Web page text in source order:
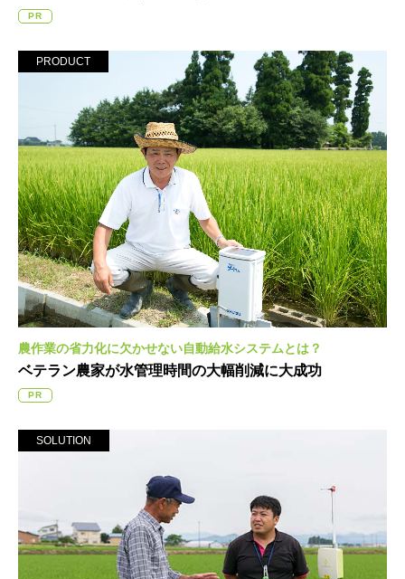
PR
PRODUCT
農作業の省力化に欠かせない自動給水システムとは？
ベテラン農家が水管理時間の大幅削減に大成功
PR
SOLUTION